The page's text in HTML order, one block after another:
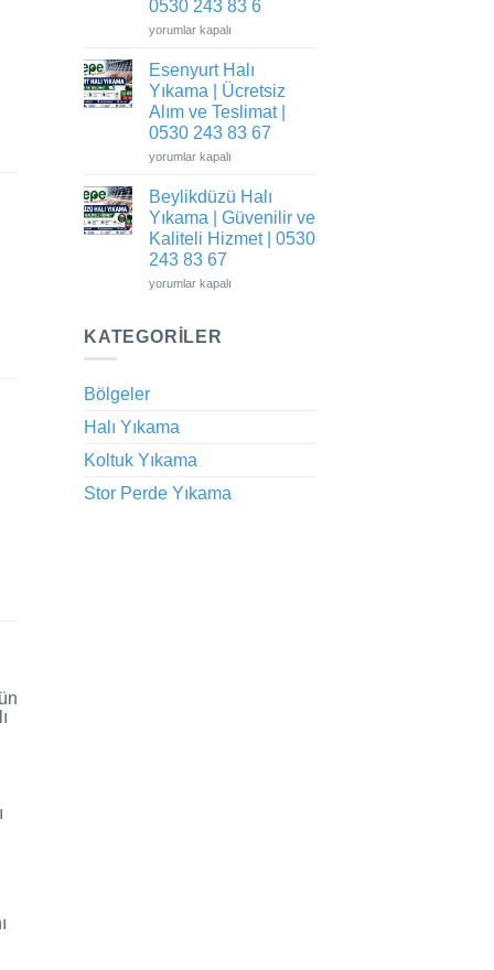
0530
83
için
0530 243 83 6
Avcılar
|
Antibakteriyel
Yıkama
Sistemi
|
0530
83
için
yorumlar kapalı
Esenyurt Halı
Yıkama | Ücretsiz
Alım ve Teslimat |
0530 243 83 67
Esenyurt
|
Ücretsiz
Alım
ve
Teslimat
|
243
için
yorumlar kapalı
Beylikdüzü Halı
Yıkama | Güvenilir ve
Kaliteli Hizmet | 0530
243 83 67
Beylikdüzü
Güvenilir
|
83
için
yorumlar kapalı
KATEGORILER
Bölgeler
Halı Yıkama
Koltuk Yıkama
Stor Perde Yıkama